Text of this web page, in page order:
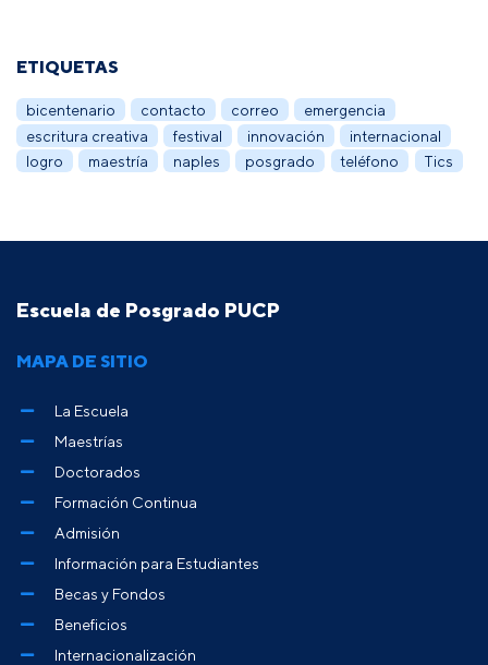
ETIQUETAS
bicentenario contacto correo
emergencia
escritura creativa
festival innovación
internacional
logro
maestría naples posgrado teléfono Tics
Escuela de Posgrado PUCP
MAPA DE SITIO
La Escuela
Maestrías
Doctorados
Formación Continua
Admisión
Información para Estudiantes
Becas y Fondos
Beneficios
Internacionalización